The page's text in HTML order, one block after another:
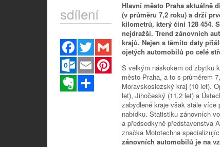
sdílení
Facebook
Twitter
Gmail
Outlook.com
Email
Evernote
Hlavní město Praha aktuálně
(v průměru 7,2 roku) a drží
kilometrů, který činí 128 454.
nejdražší. Trend zánovních
krajů. Nejen s těmito daty
ojetých automobilů po celé
S velkým náskokem od zbytku
město Praha, a to s průměrem
Moravskoslezský kraj (10 let).
let), Jihočeský (11,2 let) a
zabydlené kraje však stále
nabídku. Statistiku zánovních
a předsedkyně představenstva
značka Mototechna
zánovních automobilů je na